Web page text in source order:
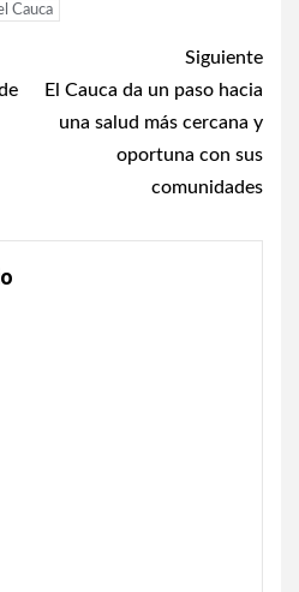
Cauca
Siguiente
El Cauca da un paso hacia
una salud más cercana y
oportuna con sus
comunidades